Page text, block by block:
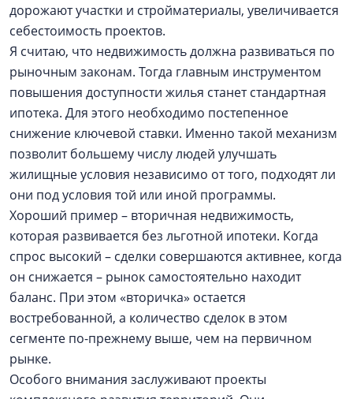
дорожают участки и стройматериалы, увеличивается
себестоимость проектов.
Я считаю, что недвижимость должна развиваться по
рыночным законам. Тогда главным инструментом
повышения доступности жилья станет стандартная
ипотека. Для этого необходимо постепенное
снижение ключевой ставки. Именно такой механизм
позволит большему числу людей улучшать
жилищные условия независимо от того, подходят ли
они под условия той или иной программы.
Хороший пример – вторичная недвижимость,
которая развивается без льготной ипотеки. Когда
спрос высокий – сделки совершаются активнее, когда
он снижается – рынок самостоятельно находит
баланс. При этом «вторичка» остается
востребованной, а количество сделок в этом
сегменте по-прежнему выше, чем на первичном
рынке.
Особого внимания заслуживают проекты